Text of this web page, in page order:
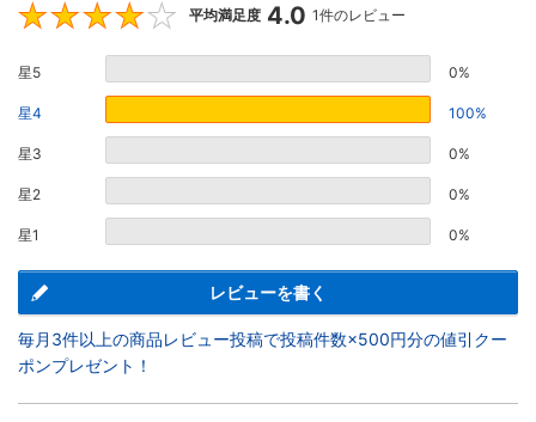
4
平均満足度 4.0 1件のレビュー
星5 0%
星4 100%
星3 0%
星2 0%
星1 0%
レビューを書く
毎月3件以上の商品レビュー投稿で投稿件数×500円分の値引クー
ポンプレゼント！